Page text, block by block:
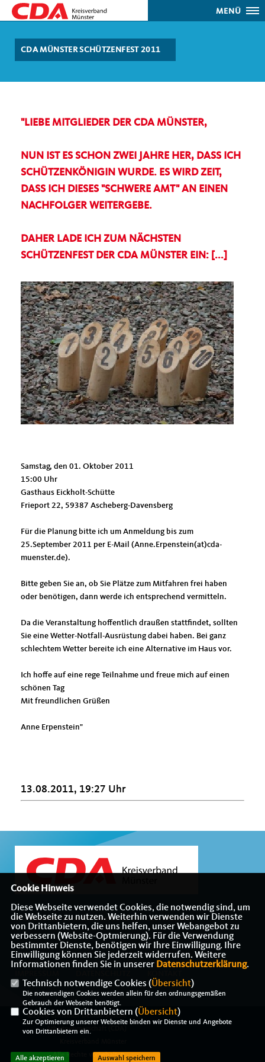
MENÜ
CDA MÜNSTER SCHÜTZENFEST 2011
"LIEBE MITGLIEDER DER CDA MÜNSTER,
NUN IST ES SCHON ZWEI JAHRE HER, DASS ICH
SCHÜTZENKÖNIGIN WURDE. ES WIRD ZEIT,
DASS ICH DIESES "SCHWERE AMT" AN EINEN
NACHFOLGER WEITERGEBE.
DAHER LADE ICH ZUM NÄCHSTEN
SCHÜTZENFEST DER CDA MÜNSTER EIN: [...]
Samstag, den 01. Oktober 2011
15:00 Uhr
Gasthaus Eickholt-Schütte
Frieport 22, 59387 Ascheberg-Davensberg
Für die Planung bitte ich um Anmeldung bis zum
25.September 2011 per E-Mail (Anne.Erpenstein(at)cda-
muenster.de).
Bitte geben Sie an, ob Sie Plätze zum Mitfahren frei haben
oder benötigen, dann werde ich entsprechend vermitteln.
Da die Veranstaltung hoffentlich draußen stattfindet, sollten
Sie eine Wetter-Notfall-Ausrüstung dabei haben. Bei ganz
schlechtem Wetter bereite ich eine Alternative im Haus vor.
Ich hoffe auf eine rege Teilnahme und freue mich auf einen
schönen Tag
Mit freundlichen Grüßen
Anne Erpenstein"
13.08.2011, 19:27 Uhr
Willkommen beim Kreisverband der CDA Münster
@2026 Christlich-Demokratische
Arbeitnehmerschaft (CDA)
Alle Rechte vorbehalten.
Cookie Hinweis
Diese Webseite verwendet Cookies, die notwendig sind, um
die Webseite zu nutzen. Weiterhin verwenden wir Dienste
von Drittanbietern, die uns helfen, unser Webangebot zu
verbessern (Website-Optmierung). Für die Verwendung
bestimmter Dienste, benötigen wir Ihre Einwilligung. Ihre
Einwilligung können Sie jederzeit widerrufen. Weitere
Informationen finden Sie in unserer Datenschutzerklärung.
Technisch notwendige Cookies (Übersicht)
Die notwendigen Cookies werden allein für den ordnungsgemäßen
Gebrauch der Webseite benötigt.
Cookies von Drittanbietern (Übersicht)
Zur Optimierung unserer Webseite binden wir Dienste und Angebote
von Drittanbietern ein.
Alle akzeptieren Auswahl speichern